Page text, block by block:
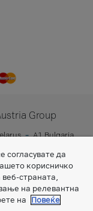
Group
A1 Bulgaria
согласувате да
корисничко
веб-страната,
на релевантна
на
Повеќе